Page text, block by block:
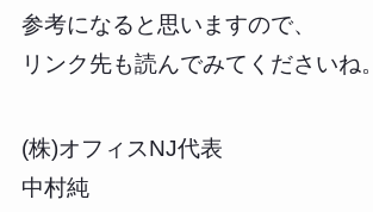
参考になると思いますので、
リンク先も読んでみてくださいね。
(株)オフィスNJ代表
中村純